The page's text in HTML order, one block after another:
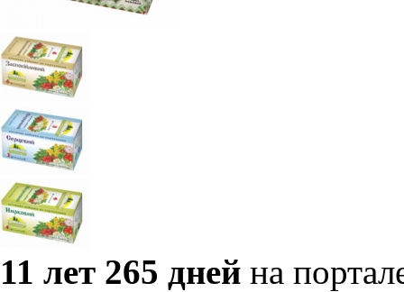
11 лет 265 дней на